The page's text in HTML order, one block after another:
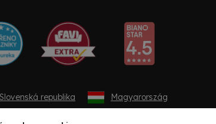
Slovenská republika Magyarország